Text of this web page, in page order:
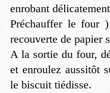
enrobant
Préchauffer le four
recouverte de papier
A la sortie du four,
et enroulez aussitôt
le biscuit tiédisse.